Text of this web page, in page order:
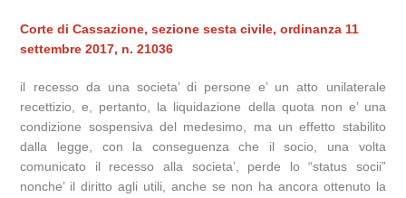
Corte di Cassazione, sezione sesta civile, ordinanza 11
settembre 2017, n. 21036
il recesso da una societa’ di persone e’ un atto unilaterale
recettizio, e, pertanto, la liquidazione della quota non e’ una
condizione sospensiva del medesimo, ma un effetto stabilito
dalla legge, con la conseguenza che il socio, una volta
comunicato il recesso alla societa’, perde lo “status socii”
nonche’ il diritto agli utili, anche se non ha ancora ottenuto la